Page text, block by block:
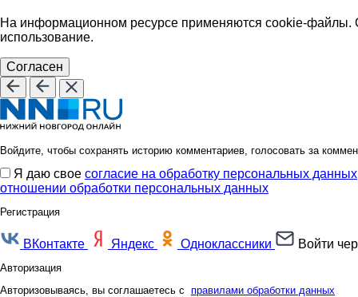
На информационном ресурсе применяются cookie-файлы.
использование.
Согласен
Войдите, чтобы сохранять историю комментариев, голосовать за
Я даю свое согласие на обработку персональных данных
отношении обработки персональных данных
Регистрация
ВКонтакте Яндекс Одноклассники Войти
Авторизация
Авторизовываясь, вы соглашаетесь с правилами обработки данных